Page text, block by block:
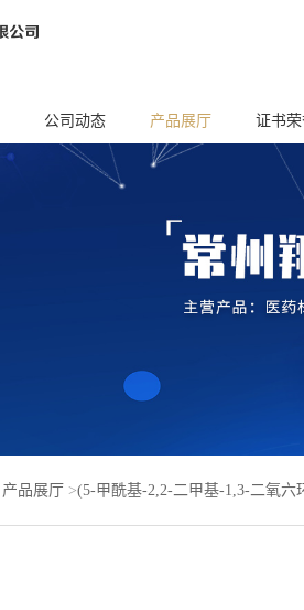
公司动态 产品展厅 证书
产品展厅 >(5-甲酰基-2,2-二甲基-1,3-二氧六